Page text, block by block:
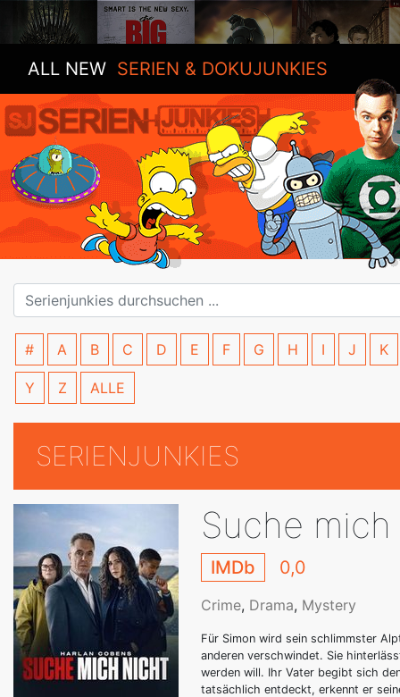
ALL NEW SERIEN & DOKUJUNKIES
# A B C D E F G H I J K
Y Z ALLE
SERIENJUNKIES
Suche
IMDb 0,0
Crime, Drama, Mystery
Für Simon wird sein schlimmster
anderen verschwindet. Sie
werden will. Ihr Vater begibt sich
tatsächlich entdeckt, erkennt er